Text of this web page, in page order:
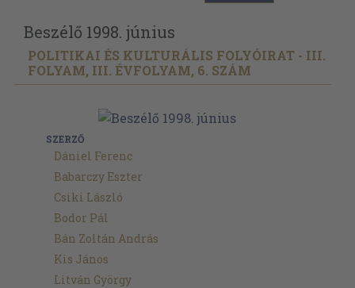
Beszélő 1998. június
POLITIKAI ÉS KULTURÁLIS FOLYÓIRAT - III.
FOLYAM, III. ÉVFOLYAM, 6. SZÁM
SZERZŐ
Dániel Ferenc
Babarczy Eszter
Csiki László
Bodor Pál
Bán Zoltán András
Kis János
Litván György